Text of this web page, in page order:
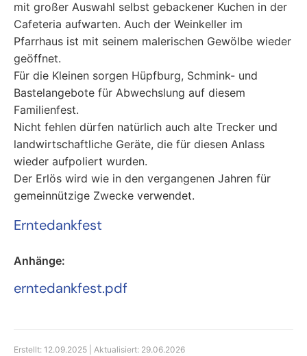
mit großer Auswahl selbst gebackener Kuchen in der
Cafeteria aufwarten. Auch der Weinkeller im
Pfarrhaus ist mit seinem malerischen Gewölbe wieder
geöffnet.
Für die Kleinen sorgen Hüpfburg, Schmink- und
Bastelangebote für Abwechslung auf diesem
Familienfest.
Nicht fehlen dürfen natürlich auch alte Trecker und
landwirtschaftliche Geräte, die für diesen Anlass
wieder aufpoliert wurden.
Der Erlös wird wie in den vergangenen Jahren für
gemeinnützige Zwecke verwendet.
Erntedankfest
Anhänge:
erntedankfest.pdf
Erstellt: 12.09.2025 | Aktualisiert: 29.06.2026